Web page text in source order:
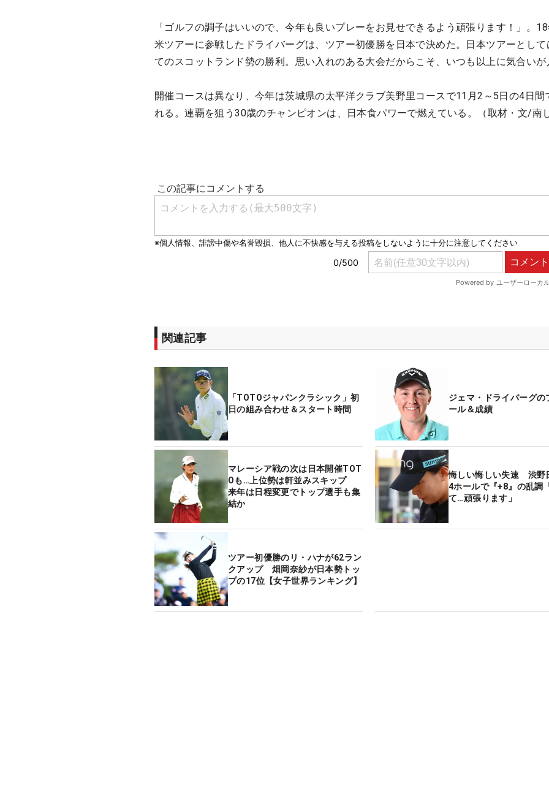
「ゴルフの調子はいいので、今年も良いプレーをお見せできるよう頑張ります！」。
米ツアーに参戦したドライバーグは、ツアー初優勝を日本で決めた。日本ツアーとして
てのスコットランド勢の勝利。思い入れのある大会だからこそ、いつも以上に気合いが
開催コースは異なり、今年は茨城県の太平洋クラブ美野里コースで11月2～5日の4日間
れる。連覇を狙う30歳のチャンピオンは、日本食パワーで燃えている。（取材・文/南
関連記事
「TOTOジャパンクラシック」初
日の組み合わせ＆スタート時間
ジェマ・ドライバーグの
ール＆成績
マレーシア戦の次は日本開催TOT
Oも…上位勢は軒並みスキップ
来年は日程変更でトップ選手も集
結か
悔しい悔しい失速 渋野
4ホールで『+8』の乱調
て…頑張ります」
ツアー初優勝のリ・ハナが62ラン
クアップ 畑岡奈紗が日本勢トッ
プの17位【女子世界ランキング】